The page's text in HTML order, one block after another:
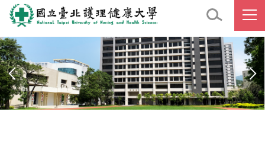
跳
到
主
要
內
容
區